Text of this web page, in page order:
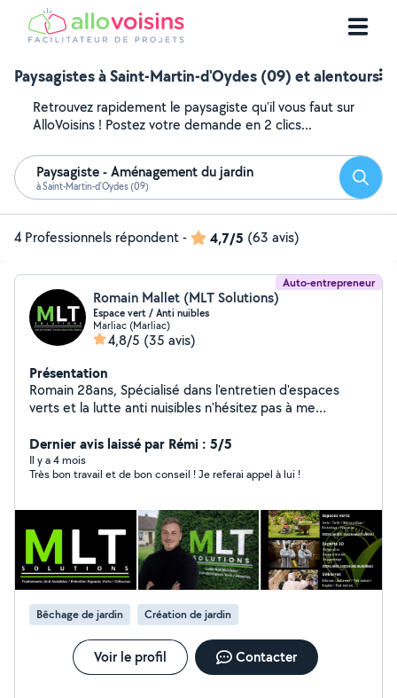
Paysagistes à Saint-Martin-d'Oydes (09) et alentours
Retrouvez rapidement le paysagiste qu'il vous faut sur
AlloVoisins ! Postez votre demande en 2 clics...
Paysagiste - Aménagement du jardin
à Saint-Martin-d'Oydes (09)
4 Professionnels répondent- 4,7/5 (63 avis)
Auto-entrepreneur
Romain Mallet (MLT Solutions)
Espace vert / Anti nuibles
Marliac (Marliac)
4,8/5 (35 avis)
Présentation
Romain 28ans, Spécialisé dans l'entretien d'espaces
verts et la lutte anti nuisibles n'hésitez pas à me
GARANTIE
Dernier avis laissé par Rémi : 5/5
Il y a 4 mois
Très bon travail et de bon conseil ! Je referai appel à lui !
Bêchage de jardin Création de jardin
Voir le profil Contacter